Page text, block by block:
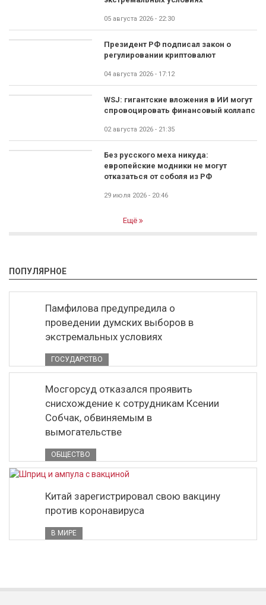
05 августа 2026 - 22:30
Президент РФ подписал закон о
регулировании криптовалют
04 августа 2026 - 17:12
WSJ: гигантские вложения в ИИ могут
спровоцировать финансовый коллапс
02 августа 2026 - 21:35
Без русского меха никуда:
европейские модники не могут
отказаться от соболя из РФ
29 июля 2026 - 20:46
Ещё
ПОПУЛЯРНОЕ
Памфилова предупредила о
проведении думских выборов в
экстремальных условиях
ГОСУДАРСТВО
Мосгорсуд отказался проявить
снисхождение к сотрудникам Ксении
Собчак, обвиняемым в
вымогательстве
ОБЩЕСТВО
Китай зарегистрировал свою вакцину
против коронавируса
В МИРЕ